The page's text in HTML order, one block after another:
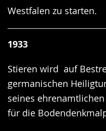
Westfalen zu starten.
1933
Stieren wird auf
germanischen
seines
für die